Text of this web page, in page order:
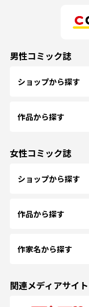
男性コミック誌
ショップから探す
作品から探す
女性コミック誌
ショップから探す
作品から探す
作家名から探す
関連メディアサイト